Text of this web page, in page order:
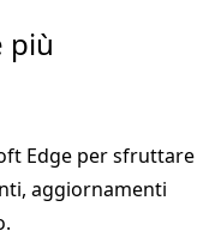
più
Edge per sfruttare
aggiornamenti